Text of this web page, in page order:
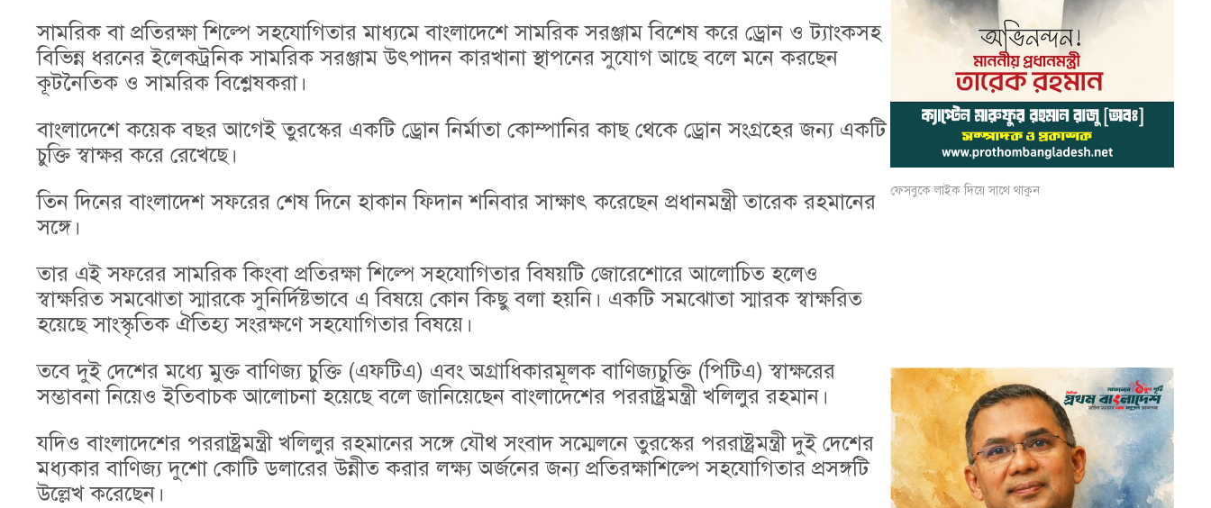
সামরিক বা প্রতিরক্ষা শিল্পে সহযোগিতার মাধ্যমে বাংলাদেশে সামরিক সরঞ্জাম বিশেষ করে ড্রোন ও ট্যাংকসহ
বিভিন্ন ধরনের ইলেকট্রনিক সামরিক সরঞ্জাম উৎপাদন কারখানা স্থাপনের সুযোগ আছে বলে মনে করছেন
কূটনৈতিক ও সামরিক বিশ্লেষকরা।
বাংলাদেশে কয়েক বছর আগেই তুরস্কের একটি ড্রোন নির্মাতা কোম্পানির কাছ থেকে ড্রোন সংগ্রহের জন্য একটি
চুক্তি স্বাক্ষর করে রেখেছে।
তিন দিনের বাংলাদেশ সফরের শেষ দিনে হাকান ফিদান শনিবার সাক্ষাৎ করেছেন প্রধানমন্ত্রী তারেক রহমানের
সঙ্গে।
তার এই সফরের সামরিক কিংবা প্রতিরক্ষা শিল্পে সহযোগিতার বিষয়টি জোরেশোরে আলোচিত হলেও
স্বাক্ষরিত সমঝোতা স্মারকে সুনির্দিষ্টভাবে এ বিষয়ে কোন কিছু বলা হয়নি। একটি সমঝোতা স্মারক স্বাক্ষরিত
হয়েছে সাংস্কৃতিক ঐতিহ্য সংরক্ষণে সহযোগিতার বিষয়ে।
তবে দুই দেশের মধ্যে মুক্ত বাণিজ্য চুক্তি (এফটিএ) এবং অগ্রাধিকারমূলক বাণিজ্যচুক্তি (পিটিএ) স্বাক্ষরের
সম্ভাবনা নিয়েও ইতিবাচক আলোচনা হয়েছে বলে জানিয়েছেন বাংলাদেশের পররাষ্ট্রমন্ত্রী খলিলুর রহমান।
যদিও বাংলাদেশের পররাষ্ট্রমন্ত্রী খলিলুর রহমানের সঙ্গে যৌথ সংবাদ সম্মেলনে তুরস্কের পররাষ্ট্রমন্ত্রী দুই দেশের
মধ্যকার বাণিজ্য দুশো কোটি ডলারের উন্নীত করার লক্ষ্য অর্জনের জন্য প্রতিরক্ষাশিল্পে সহযোগিতার প্রসঙ্গটি
উল্লেখ করেছেন।
ফেসবুকে লাইক দিয়ে সাথে থাকুন